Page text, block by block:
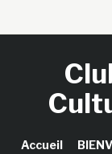
Accueil